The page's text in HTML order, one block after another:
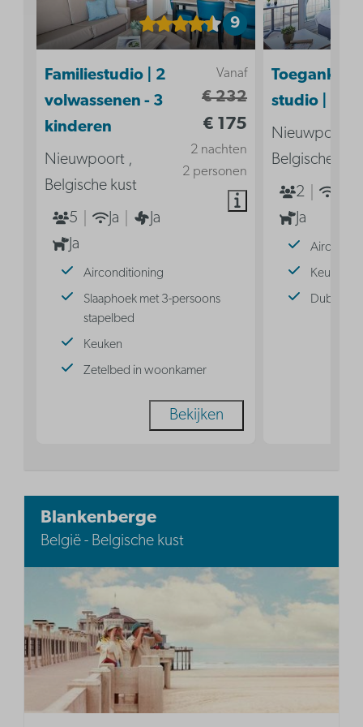
9
Vanaf
€ 232
€ 175
2 nachten
2 personen
Familiestudio | 2
volwassenen - 3
kinderen
Nieuwpoort ,
Belgische kust
5
Ja
Ja
Ja
Airconditioning
Slaaphoek met 3-persoons
stapelbed
Keuken
Zetelbed in woonkamer
Bekijken
studio | 2p
Nieuwpoort ,
Belgische
2
Ja
Keuken
Dubbel
Blankenberge
België - Belgische kust